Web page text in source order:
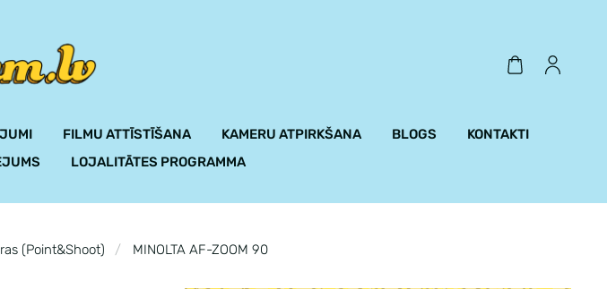
FILMU ATTĪSTĪŠANA KAMERU ATPIRKŠANA BLOGS
KONTAKTI
LOJALITĀTES PROGRAMMA
(Point&Shoot) MINOLTA AF-ZOOM 90